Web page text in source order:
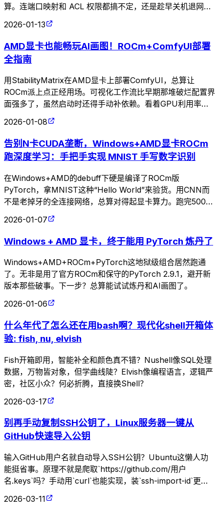
算。连端口映射和 ACL 权限都搞不定，还是趁早关机退网，
2026-01-13
AMD显卡也能畅玩AI画图！ROCm+ComfyUI部署
全指南
用StabilityMatrix在AMD显卡上部署ComfyUI，总算让
ROCm派上点正经用场。可视化工作流比早期那堆破烂配置界
面强多了，虽然启动时还得手动补依赖。看着GPU利用率拉
满生成图像，这才算没白折腾。
2026-01-08
告别N卡CUDA垄断，Windows+AMD显卡ROCm
跑深度学习：手把手实现 MNIST 手写数字识别
在Windows+AMD的debuff下硬是编译了ROCm版
PyTorch，拿MNIST这种“Hello World”来验货。用CNN而
不是老掉牙的全连接网络，总算对得起显卡算力。跑完500个
2026-01-07
Windows + AMD 显卡，终于能用 PyTorch 炼丹了
Windows+AMD+ROCm+PyTorch这地狱级组合居然跑通
了。无非是用了官方ROCm和保守的PyTorch 2.9.1，避开新
版本那些破事。下一步？总算能试试炼丹和AI画图了。
2026-01-06
什么年代了怎么还在用bash啊？现代化shell开箱体
验: fish, nu, elvish
Fish开箱即用，智能补全和颜色真不错？Nushell像SQL处理
数据，万物皆对象，但学曲线陡？Elvish像编程语言，逻辑严
密，社区小众？何必折腾，直接换Shell？
2026-03-17
别再手动复制SSH公钥了，Linux服务器一键从
GitHub快速导入公钥
输入GitHub用户名就自动导入SSH公钥？Ubuntu这懒人功
能挺省事。原理不就是爬取`https://github.com/用户
名.keys`吗？手动用`curl`也能实现，装`ssh-import-id`更高
效，但谁稀罕这些花里胡哨的。
2026-03-11